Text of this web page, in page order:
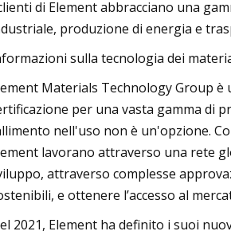
di Element abbracciano una
produzione di energia e
sulla tecnologia dei
Materials Technology Group
per una vasta gamma di
nell'uso non è un'opzione.
lavorano attraverso una rete
attraverso complesse
e ottenere l’accesso al
2021, Element ha definito i suoi